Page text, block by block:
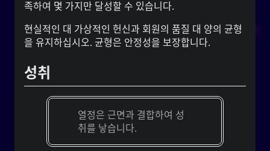
족하여 몇 가지만 달성할 수 있습니다.
현실적인 대 가상적인 헌신과 회원의 품질 대 양의 균형
을 유지하십시오. 균형은 안정성을 보장합니다.
성취
열정은 근면과 결합하여 성
취를 낳습니다.